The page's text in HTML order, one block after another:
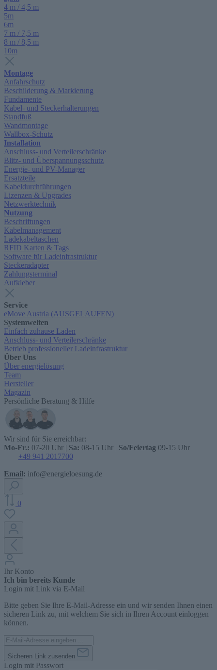
4 m / 4,5 m
5m
6m
7 m / 7,5 m
8 m / 8,5 m
10m
Montage
Anfahrschutz
Beschilderung & Markierung
Fundamente
Kabel- und Steckerhalterungen
Standfuß
Wandmontage
Wallbox-Schutz
Installation
Anschluss- und Verteilerschränke
Blitz- und Überspannungsschutz
Energie- und PV-Manager
Ersatzteile
Kabeldurchführungen
Lizenzen & Upgrades
Netzwerktechnik
Nutzung
Beschriftungen
Kabelmanagement
Ladekabeltaschen
RFID Karten & Tags
Software für Ladeinfrastruktur
Steckeradapter
Zahlungsterminal
Aufkleber
Service
eMove Austria (AUSGELAUFEN)
Systemwelten
Einfach zuhause Laden
Anschluss- und Verteilerschränke
Betrieb professioneller Ladeinfrastruktur
Über Uns
Über energielösung
Team
Hersteller
Magazin
Persönliche Beratung & Hilfe
Wir sind für Sie erreichbar:
Mo-Fr.: 07-20 Uhr | Sa: 08-15 Uhr | So/Feiertag 09-15 Uhr
+49 941 2017700
Email: info@energieloesung.de
0
Ihr Konto
Ich bin bereits Kunde
Login mit Link via E-Mail
Bitte geben Sie Ihre E-Mail-Adresse ein und wir senden Ihnen einen
sicheren Link zu, mit welchem Sie sich in Ihren Account einloggen
können.
Sicheren Link zusenden
Login mit Passwort